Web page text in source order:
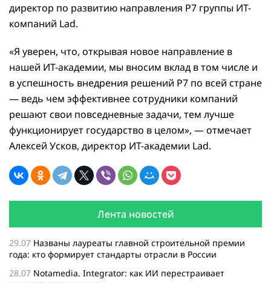
директор по развитию направления Р7 группы ИТ-
компаний Lad.
«Я уверен, что, открывая новое направление в
нашей ИТ-академии, мы вносим вклад в том числе и
в успешность внедрения решений Р7 по всей стране
— ведь чем эффективнее сотрудники компаний
решают свои повседневные задачи, тем лучше
функционирует государство в целом», — отмечает
Алексей Усков, директор ИТ-академии Lad.
Лента новостей
29.07 Названы лауреаты главной строительной премии
года: кто формирует стандарты отрасли в России
28.07 Notamedia. Integrator: как ИИ перестраивает